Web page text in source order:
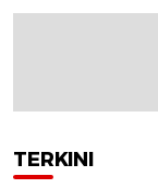
TERKINI